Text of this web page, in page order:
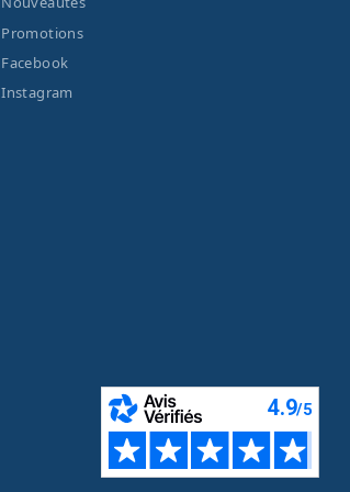
Promotions
Facebook
Instagram